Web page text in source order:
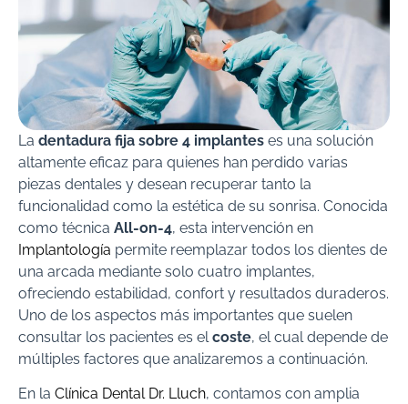
La dentadura fija sobre 4 implantes es una solución
altamente eficaz para quienes han perdido varias
piezas dentales y desean recuperar tanto la
funcionalidad como la estética de su sonrisa. Conocida
como técnica All-on-4, esta intervención en
Implantología permite reemplazar todos los dientes de
una arcada mediante solo cuatro implantes,
ofreciendo estabilidad, confort y resultados duraderos.
Uno de los aspectos más importantes que suelen
consultar los pacientes es elcoste, el cual depende de
múltiples factores que analizaremos a continuación.
En la Clínica Dental Dr. Lluch, contamos con amplia